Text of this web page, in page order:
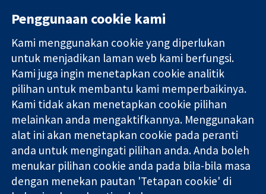
Bukti yang
dipercayai.
keputusan
termaklum
Kesihatan yang
lebih baik
11-13 Cavendish
Square
London
W1G 0AN
United Kingdom
Hubungi kita
Berita
Pejabat
akhbar
Perihal Kami
Pekerjaan
Cochrane
Library
Kolaborasi Cochrane ialah sebuah badan amal (no. 1045921) dan
Penggunaan cookie kami
Kami menggunakan cookie yang diperlukan
untuk menjadikan laman web kami berfungsi.
Kami juga ingin menetapkan cookie analitik
pilihan untuk membantu kami memperbaikinya.
Kami tidak akan menetapkan cookie pilihan
melainkan anda mengaktifkannya. Menggunakan
alat ini akan menetapkan cookie pada peranti
anda untuk mengingati pilihan anda. Anda boleh
menukar pilihan cookie anda pada bila-bila masa
dengan menekan pautan 'Tetapan cookie' di